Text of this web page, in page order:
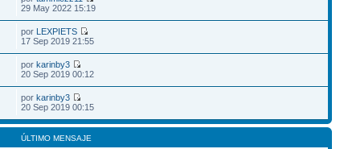
29 May 2022 15:19
por LEXPIETS
17 Sep 2019 21:55
porkarinby3
20 Sep 2019 00:12
porkarinby3
20 Sep 2019 00:15
ÚLTIMO MENSAJE